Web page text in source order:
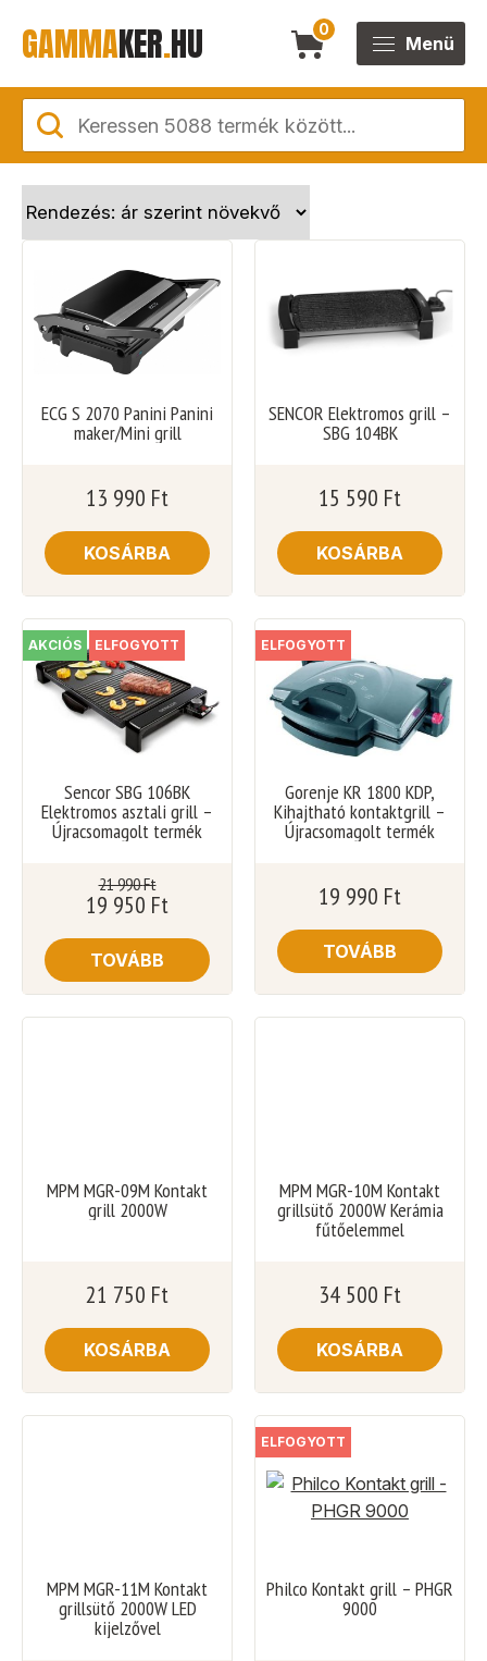
GAMMAKER.HU 0
Menü
ECG S 2070 Panini Panini
maker/Mini grill
13 990 Ft
KOSÁRBA
SENCOR Elektromos grill –
SBG 104BK
15 590 Ft
KOSÁRBA
AKCIÓS ELFOGYOTT
Sencor SBG 106BK
Elektromos asztali grill –
Újracsomagolt termék
21 990Ft
19 950 Ft
TOVÁBB
ELFOGYOTT
Gorenje KR 1800 KDP,
Kihajtható kontaktgrill –
Újracsomagolt termék
19 990 Ft
TOVÁBB
MPM MGR-09M Kontakt
grill 2000W
21 750 Ft
KOSÁRBA
MPM MGR-10M Kontakt
grillsütő 2000W Kerámia
fűtőelemmel
34 500 Ft
KOSÁRBA
MPM MGR-11M Kontakt
grillsütő 2000W LED
kijelzővel
ELFOGYOTT
Philco Kontakt grill – PHGR
9000